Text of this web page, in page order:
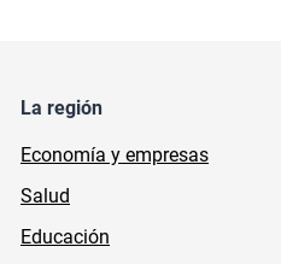
La región
Economía y empresas
Salud
Educación